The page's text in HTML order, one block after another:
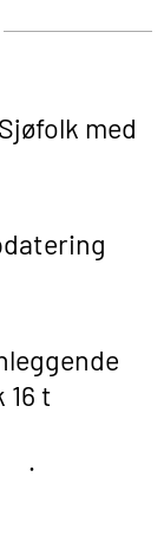
– with
E-
med
t